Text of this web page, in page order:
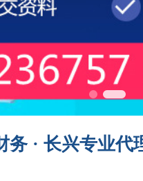
务 · 长兴专业代